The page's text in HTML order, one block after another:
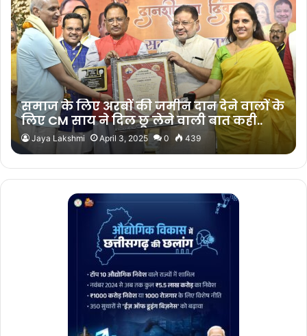
समाज के लिए अरबों की जमीन दान देने वालों के
लिए CM साय ने दिल छू लेने वाली बात कही..
Jaya Lakshmi April 3, 2025 0 439